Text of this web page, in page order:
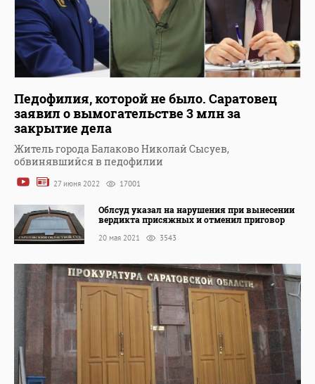
Педофилия, которой не было. Саратовец
заявил о вымогательстве 3 млн за
закрытие дела
Житель города Балаково Николай Сысуев,
обвинявшийся в педофилии
27 июня 2022 17001
Облсуд указал на нарушения при вынесении
вердикта присяжных и отменил приговор
20 мая 2021 3543